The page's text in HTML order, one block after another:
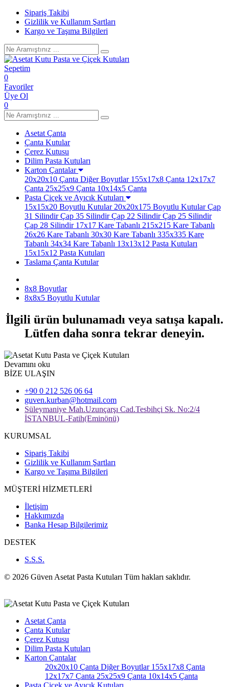
Sipariş Takibi
Gizlilik ve Kullanım Şartları
Kargo ve Taşıma Bilgileri
Sepetim
0
Favoriler
Üye Ol
0
Asetat Çanta
Çanta Kutular
Çerez Kutusu
Dilim Pasta Kutuları
Karton Çantalar
20x20x10 Çanta Diğer Boyutlar155x17x8 Çanta 12x17x7
Çanta 25x25x9 Çanta 10x14x5 Çanta
Pasta Çiçek ve Ayıcık Kutuları
15x15x20 Boyutlu Kutular20x20x175 Boyutlu KutularÇap
31 SilindirÇap 35 SilindirÇap 22 SilindirÇap 25 Silindir
Çap 28 Silindir17x17 Kare Tabanlı 215x215 Kare Tabanlı
26x26 Kare Tabanlı 30x30 Kare Tabanlı 335x335 Kare
Tabanlı 34x34 Kare Tabanlı 13x13x12 Pasta Kutuları
15x15x12 Pasta Kutuları
Taslama Çanta Kutular
8x8 Boyutlar
8x8x5 Boyutlu Kutular
İlgili ürün bulunamadı veya satışa kapalı.
Lütfen daha sonra tekrar deneyin.
Devamını oku
BİZE ULAŞIN
+90 0 212 526 06 64
guven.kurban@hotmail.com
Süleymaniye Mah.Uzunçarşı Cad.Tesbihçi Sk. No:2/4
İSTANBUL-Fatih(Eminönü)
KURUMSAL
Sipariş Takibi
Gizlilik ve Kullanım Şartları
Kargo ve Taşıma Bilgileri
MÜŞTERİ HİZMETLERİ
İletişim
Hakkımızda
Banka Hesap Bilgilerimiz
DESTEK
S.S.S.
© 2026 Güven Asetat Pasta Kutuları Tüm hakları saklıdır.
Asetat Çanta
Çanta Kutular
Çerez Kutusu
Dilim Pasta Kutuları
Karton Çantalar
20x20x10 Çanta Diğer Boyutlar155x17x8 Çanta
12x17x7 Çanta 25x25x9 Çanta 10x14x5 Çanta
Pasta Çiçek ve Ayıcık Kutuları